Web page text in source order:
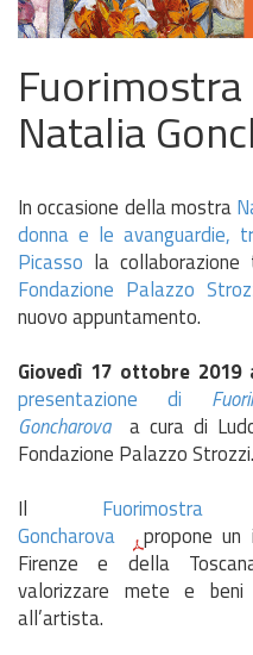
Natalia
In occasione della mostra
donna e le avanguardie,
Picasso la
Fondazione Palazzo
nuovo appuntamento.
Giovedì 17 ottobre
presentazione di
Goncharova
a cura di
Fondazione Palazzo Strozzi.
Il
Goncharova
propone
Firenze e della
valorizzare mete e
all’artista.